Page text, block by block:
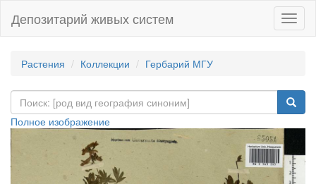
Депозитарий живых систем
Растения Коллекции Гербарий МГУ
Полное изображение